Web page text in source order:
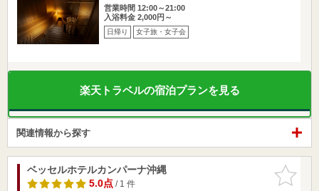
営業時間 12:00～21:00
入浴料金 2,000円～
日帰り 女子旅・女子会
楽天トラベルの宿泊プランを見る
関連情報から探す
お気に入
りに追加
ベッセルホテルカンパーナ沖縄
5.0点/ 1 件